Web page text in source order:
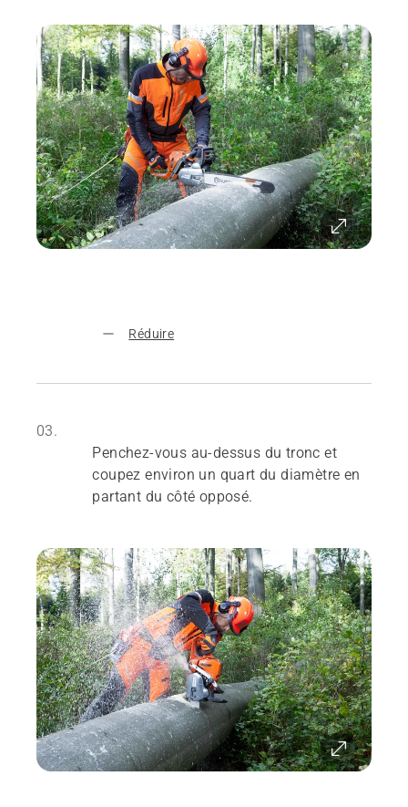
Réduire
03.
Penchez-vous au-dessus du tronc et
coupez environ un quart du diamètre en
partant du côté opposé.